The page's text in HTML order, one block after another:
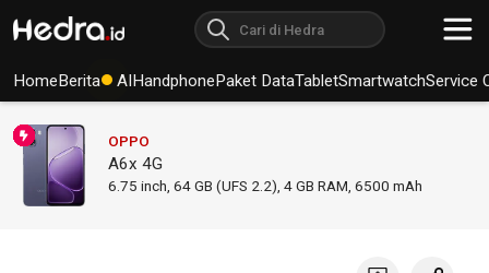
HomeBerita AIHandphonePaket DataTabletSmartwatchService
OPPO
A6x 4G
6.75 inch, 64 GB (UFS 2.2), 4 GB RAM 6500 mAh